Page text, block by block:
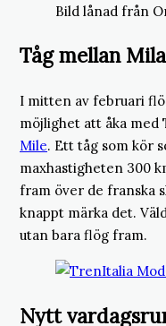
Bild lånad från
Tåg mellan
I mitten av februari
möjlighet att åka med
Mile. Ett tåg som kör
maxhastigheten 300
fram över de franska
knappt märka det.
utan bara flög fram.
Nytt